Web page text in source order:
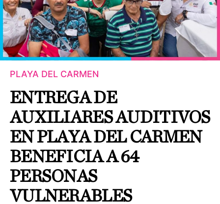
PLAYA DEL CARMEN
ENTREGA DE
AUXILIARES AUDITIVOS
EN PLAYA DEL CARMEN
BENEFICIA A 64
PERSONAS
VULNERABLES